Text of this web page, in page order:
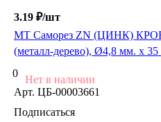
3.19 ₽/шт
МТ Саморез ZN (ЦИНК)
(металл-дерево), Ø4,8 мм. х
0
Нет в наличии
Арт. ЦБ-00003661
Подписаться